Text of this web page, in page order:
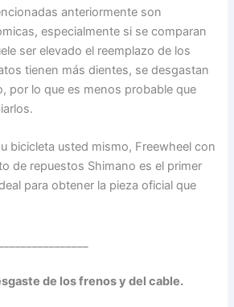
anteriormente son
especialmente si se comparan
ser elevado el reemplazo de los
tienen más dientes, se desgastan
por lo que es menos probable que
bicicleta usted mismo, Freewheel con
de repuestos Shimano es el primer
para obtener la pieza oficial que
de los frenos y del cable.